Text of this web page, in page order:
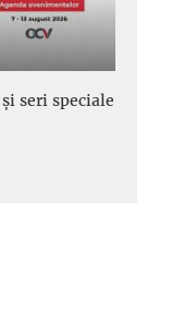
seri speciale